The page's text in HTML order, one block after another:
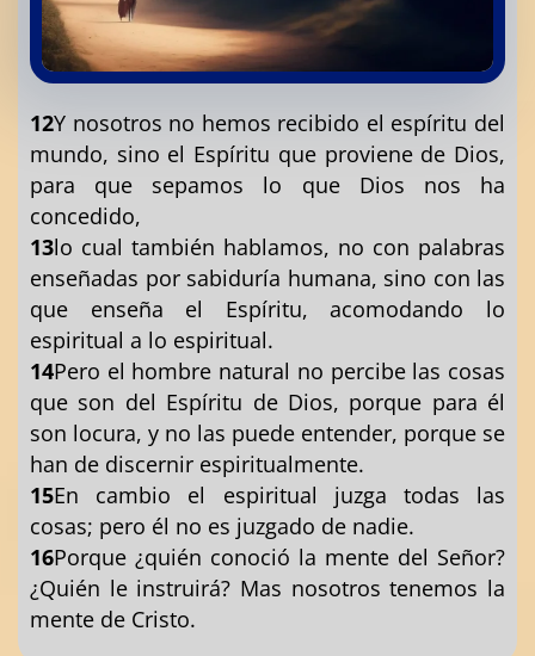
12Y nosotros no hemos recibido el espíritu del
mundo, sino el Espíritu que proviene de Dios,
para que sepamos lo que Dios nos ha
concedido,
13lo cual también hablamos, no con palabras
enseñadas por sabiduría humana, sino con las
que enseña el Espíritu, acomodando lo
espiritual a lo espiritual.
14Pero el hombre natural no percibe las cosas
que son del Espíritu de Dios, porque para él
son locura, y no las puede entender, porque se
han de discernir espiritualmente.
15En cambio el espiritual juzga todas las
cosas; pero él no es juzgado de nadie.
16Porque ¿quién conoció la mente del Señor?
¿Quién le instruirá? Mas nosotros tenemos la
mente de Cristo.